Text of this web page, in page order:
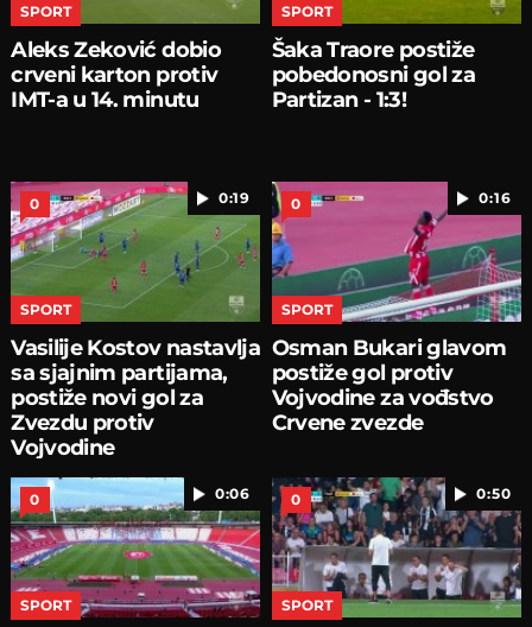
SPORT
Aleks Zeković dobio
crveni karton protiv
IMT-a u 14. minutu
SPORT
Šaka Traore postiže
pobedonosni gol za
Partizan - 1:3!
0:19
0
SPORT
Vasilije Kostov nastavlja
sa sjajnim partijama,
postiže novi gol za
Zvezdu protiv
Vojvodine
0:16
0
SPORT
Osman Bukari glavom
postiže gol protiv
Vojvodine za vođstvo
Crvene zvezde
0:06
0
SPORT
0:50
0
SPORT